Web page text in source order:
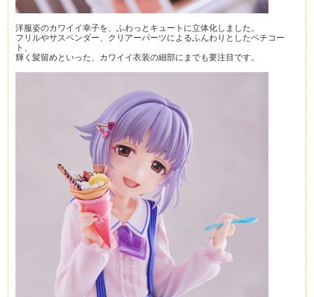
洋服姿のカワイイ幸子を、ふわっとキュートに立体化しました。
フリルやサスペンダー、クリアーパーツによるふんわりとしたペチコー
ト、
輝く髪留めといった、カワイイ衣装の細部にまでも要注目です。